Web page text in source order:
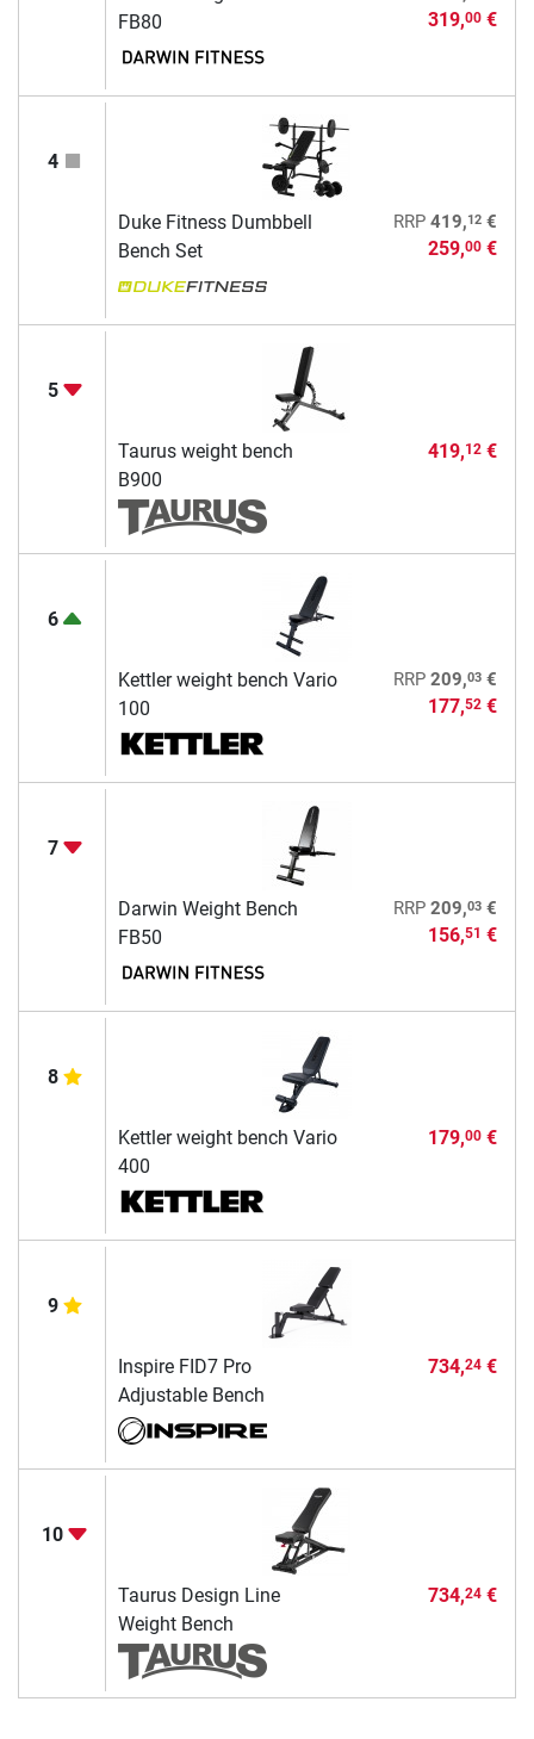
FB80
319,00€
4
Duke Fitness Dumbbell
Bench Set
RRP 419,12€
259,00€
5
Taurus weight bench
B900
419,12€
6
Kettler weight bench Vario
100
RRP 209,03€
177,52€
7
Darwin Weight Bench
FB50
RRP 209,03€
156,51 €
8
Kettler weight bench Vario
400
179,00€
9
Inspire FID7 Pro
Adjustable Bench
734,24€
10
Taurus Design Line
Weight Bench
734,24€